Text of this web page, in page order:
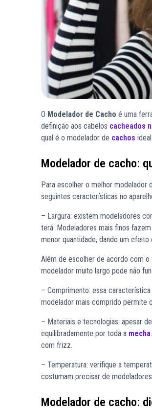
O Modelador de Cacho é uma
definição aos cabelos cacheados
qual é o modelador de cachos
Modelador de cacho:
Para escolher o melhor modelador
seguintes características no
– Largura: existem modeladores
terá. Modeladores mais finos
menor quantidade, dando um efeito
Além de escolher de acordo com o
modelador muito largo pode não
– Comprimento: essa
modelador mais comprido permite
– Materiais e tecnologias: apesar
equilibradamente por toda a mecha
com frizz.
– Temperatura: verifique a
costumam precisar de
Modelador de cacho: